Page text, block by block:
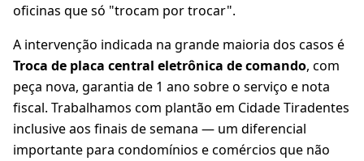
oficinas que só "trocam por trocar".
A intervenção indicada na grande maioria dos casos é
Troca de placa central eletrônica de comando, com
peça nova, garantia de 1 ano sobre o serviço e nota
fiscal. Trabalhamos com plantão em Cidade Tiradentes
inclusive aos finais de semana — um diferencial
importante para condomínios e comércios que não